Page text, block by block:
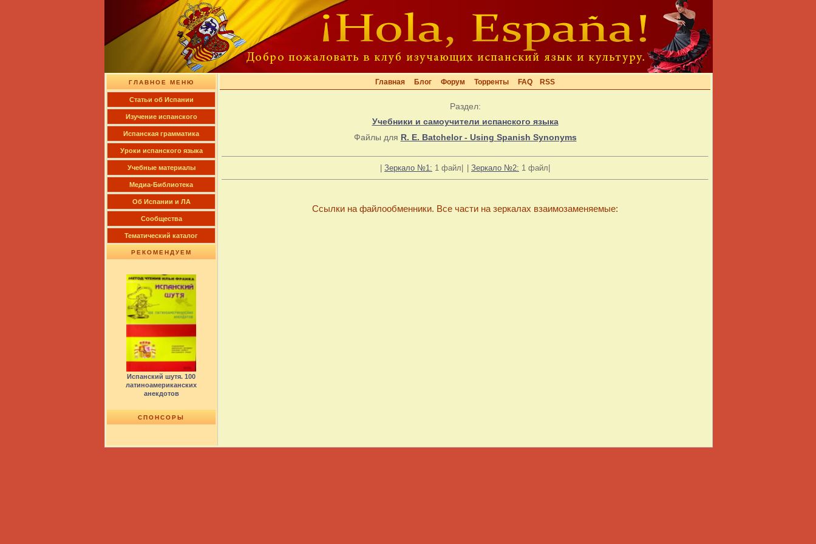
ГЛАВНОЕ МЕНЮ
Cтатьи об Испании
Изучение испанского
Испанская грамматика
Уроки испанского языка
Учебные материалы
Медиа-Библиотека
Об Испании и ЛА
Сообщества
Тематический каталог
РЕКОМЕНДУЕМ
Испанский шутя. 100
латиноамериканских
анекдотов
СПОНСОРЫ
Главная Блог Форум Торренты FAQ RSS
Раздел:
Учебники и самоучители испанского языка
Файлы для R. E. Batchelor - Using Spanish Synonyms
Зеркало №1: 1 файл| Зеркало №2: 1 файл|
Ссылки на файлообменники. Все части на зеркалах взаимозаменяемые: